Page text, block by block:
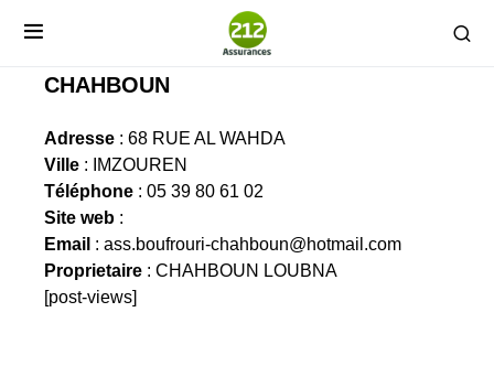
ASSURANCE BOUFROURI ET
CHAHBOUN
Adresse : 68 RUE AL WAHDA
Ville : IMZOUREN
Téléphone : 05 39 80 61 02
Site web :
Email : ass.boufrouri-chahboun@hotmail.com
Proprietaire : CHAHBOUN LOUBNA
[post-views]